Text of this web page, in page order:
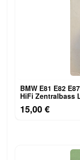
BMW E81 E82
HiFi Zentralbass
15,00 €